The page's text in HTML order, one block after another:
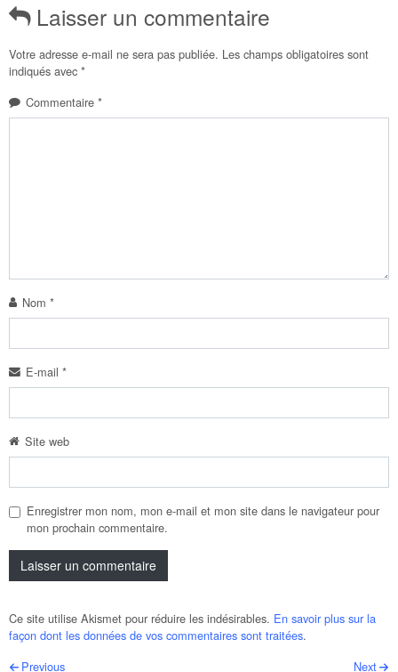
Laisser un commentaire
Votre adresse e-mail ne sera pas publiée. Les champs obligatoires sont
indiqués avec *
Commentaire *
Nom *
E-mail *
Site web
Enregistrer mon nom, mon e-mail et mon site dans le navigateur pour
mon prochain commentaire.
Ce site utilise Akismet pour réduire les indésirables. En savoir plus sur la
façon dont les données de vos commentaires sont traitées.
Previous Next